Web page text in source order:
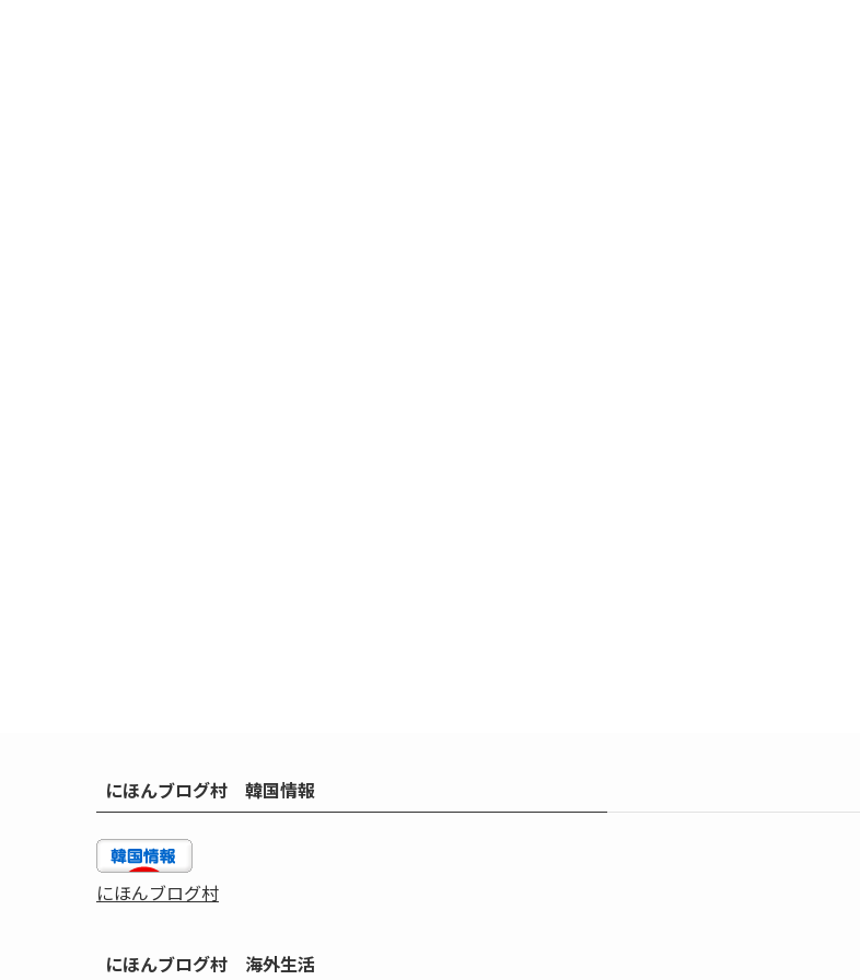
にほんブログ村 韓国情報
にほんブログ村
にほんブログ村 海外生活